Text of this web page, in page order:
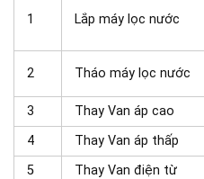
1 Lắp máy lọc nước
2 Tháo máy lọc nước
3
Thay Van áp cao
4
Thay Van áp thấp
5
Thay Van điện từ